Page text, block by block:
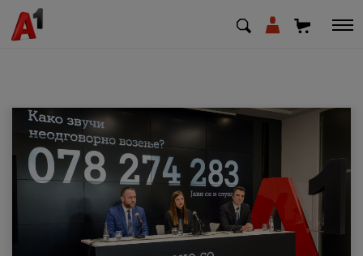
МК EN SQ
Деловни